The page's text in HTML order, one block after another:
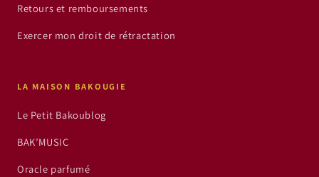
Retours et remboursements
Exercer mon droit de rétractation
LA MAISON BAKOUGIE
Le Petit Bakoublog
BAK’MUSIC
Oracle parfumé